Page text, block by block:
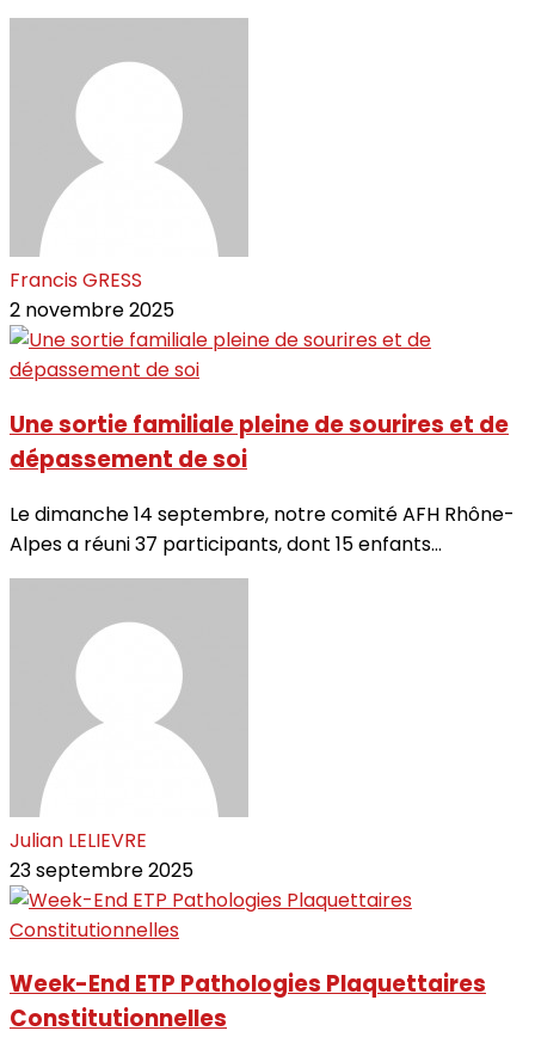
Francis GRESS
2 novembre 2025
Une sortie familiale pleine de sourires et de
dépassement de soi
Le dimanche 14 septembre, notre comité AFH Rhône-
Alpes a réuni 37 participants, dont 15 enfants...
Julian LELIEVRE
23 septembre 2025
Week-End ETP Pathologies Plaquettaires
Constitutionnelles